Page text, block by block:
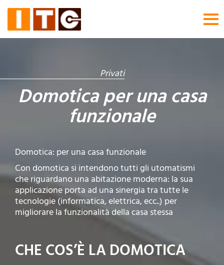
Privati
Domotica per una casa
funzionale
Domotica: per una casa funzionale
Con domotica si intendono tutti gli utomatismi
che riguardano una abitazione moderna: la sua
applicazione porta ad una sinergia tra tutte le
tecnologie (informatica, elettrica, ecc..) per
migliorare la funzionalità della casa stessa
CHE COS’È LA DOMOTICA